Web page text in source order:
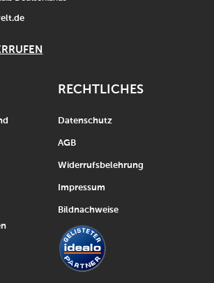
RECHTLICHES
Datenschutz
AGB
Widerrufsbelehrung
Impressum
Bildnachweise